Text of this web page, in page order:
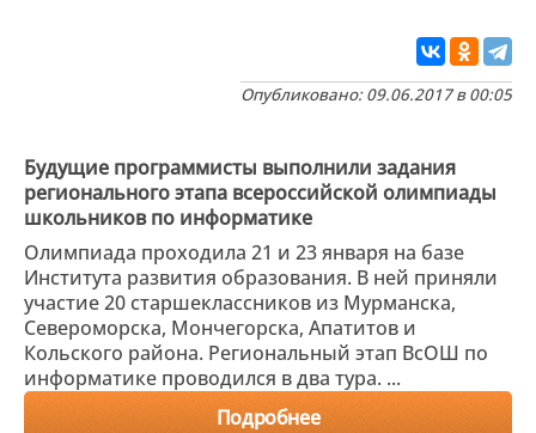
Опубликовано: 09.06.2017 в 00:05
Будущие программисты выполнили задания
регионального этапа всероссийской олимпиады
школьников по информатике
Олимпиада проходила 21 и 23 января на базе
Института развития образования. В ней приняли
участие 20 старшеклассников из Мурманска,
Североморска, Мончегорска, Апатитов и
Кольского района. Региональный этап ВсОШ по
информатике проводился в два тура. ...
Подробнее